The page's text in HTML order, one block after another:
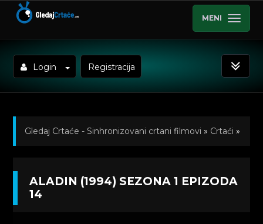
MENI
Login Registracija
Gledaj Crtaće - Sinhronizovani crtani filmovi » Crtaći »
Kratkometrazni crtani filmovi
ALADIN (1994) SEZONA 1 EPIZODA
14